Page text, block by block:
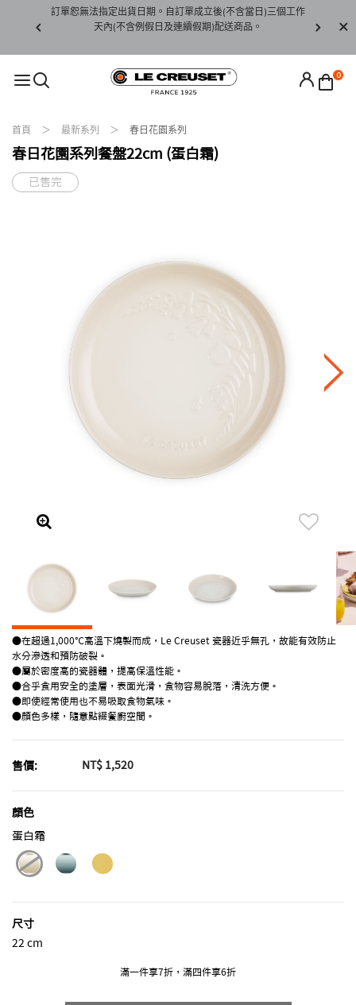
下水)，若
訂單恕無法指定出貨日期。自訂單成立後(不含當日)三個工作
天內(不含例假日及連續假期)配送商品。
請至
0
首頁 最新系列 春日花園系列
春日花園系列餐盤22cm (蛋白霜)
已售完
●在超過1,000℃高溫下燒製而成，Le Creuset 瓷器近乎無孔，故能有效防止
水分滲透和預防破裂。
●屬於密度高的瓷器體，提高保溫性能。
●合乎食用安全的塗層，表面光滑，食物容易脫落，清洗方便。
●即使經常使用也不易吸取食物氣味。
●顏色多樣，隨意點綴餐廚空間。
售價: NT$ 1,520
顏色
蛋白霜
尺寸
22 cm
滿一件享7折，滿四件享6折